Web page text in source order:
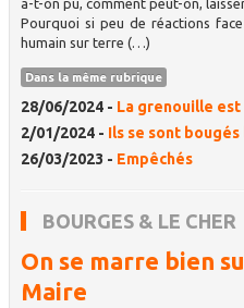
a-t-on pu, comment peut-on,
Pourquoi si peu de réactions
humain sur terre (…)
Dans la même rubrique
28/06/2024 - La grenouille est
2/01/2024 - Ils se sont bougés
26/03/2023 - Empêchés
BOURGES & LE CHER
On se marre bien
Maire